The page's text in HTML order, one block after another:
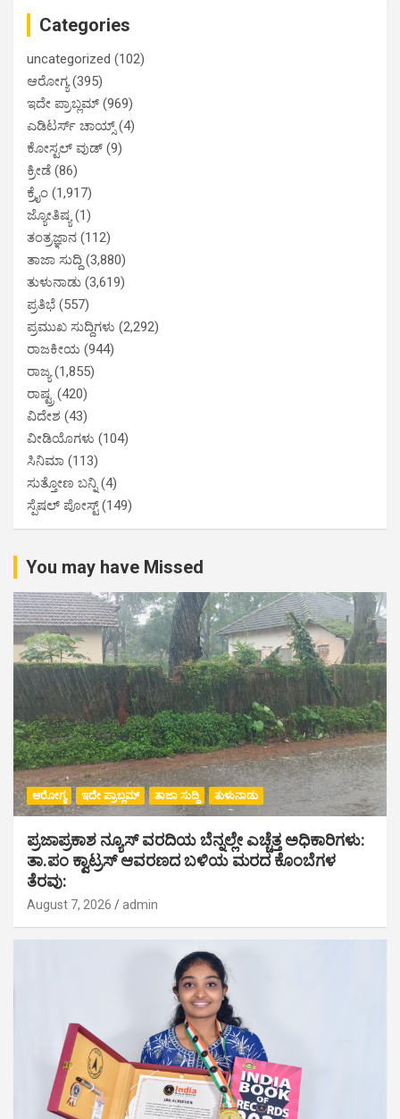
Categories
uncategorized (102)
ಆರೋಗ್ಯ(395)
ಇದೇ ಪ್ರಾಬ್ಲಮ್ (969)
ಎಡಿಟರ್ಸ್ ಚಾಯ್ಸ್(4)
ಕೋಸ್ಟಲ್ ವುಡ್ (9)
ಕ್ರೀಡೆ (86)
ಕ್ರೈಂ (1,917)
ಜ್ಯೋತಿಷ್ಯ(1)
ತಂತ್ರಜ್ಞಾನ (112)
ತಾಜಾ ಸುದ್ದಿ (3,880)
ತುಳುನಾಡು (3,619)
ಪ್ರತಿಭೆ (557)
ಪ್ರಮುಖ ಸುದ್ದಿಗಳು (2,292)
ರಾಜಕೀಯ (944)
ರಾಜ್ಯ(1,855)
ರಾಷ್ಟ್ರ (420)
ವಿದೇಶ (43)
ವೀಡಿಯೊಗಳು (104)
ಸಿನಿಮಾ (113)
ಸುತ್ತೋಣ ಬನ್ನಿ(4)
ಸ್ಪೆಷಲ್ ಪೋಸ್ಟ್(149)
You may have Missed
ಆರೋಗ್ಯ ಇದೇ ಪ್ರಾಬ್ಲಮ್ ತಾಜಾ ಸುದ್ದಿ ತುಳುನಾಡು
ಪ್ರಜಾಪ್ರಕಾಶ ನ್ಯೂಸ್ ವರದಿಯ ಬೆನ್ನಲ್ಲೇ ಎಚ್ಚೆತ್ತ ಅಧಿಕಾರಿಗಳು:
ತಾ.ಪಂ ಕ್ವಾಟ್ರಸ್ ಆವರಣದ ಬಳಿಯ ಮರದ ಕೊಂಬೆಗಳ
ತೆರವು:
August 7, 2026 admin